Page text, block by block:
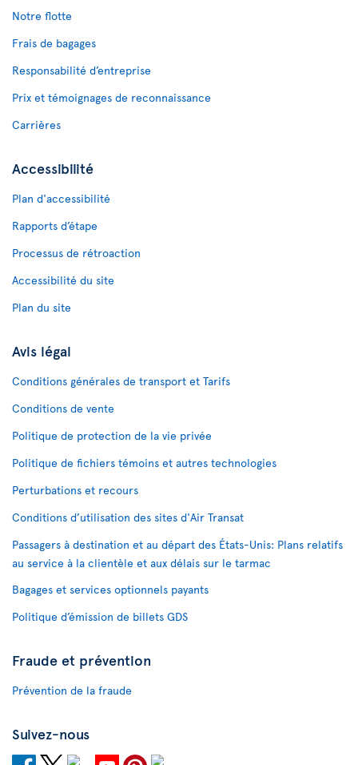
Notre flotte
Frais de bagages
Responsabilité d’entreprise
Prix et témoignages de reconnaissance
Carrières
Accessibilité
Plan d'accessibilité
Rapports d’étape
Processus de rétroaction
Accessibilité du site
Plan du site
Avis légal
Conditions générales de transport et Tarifs
Conditions de vente
Politique de protection de la vie privée
Politique de fichiers témoins et autres technologies
Perturbations et recours
Conditions d’utilisation des sites d'Air Transat
Passagers à destination et au départ des États-Unis: Plans relatifs
au service à la clientèle et aux délais sur le tarmac
Bagages et services optionnels payants
Politique d’émission de billets GDS
Fraude et prévention
Prévention de la fraude
Suivez-nous